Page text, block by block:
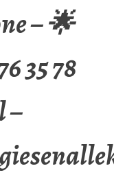
– 🌟
35 78
–